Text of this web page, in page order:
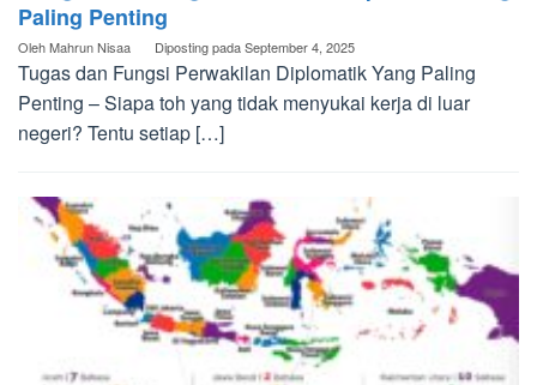
Paling Penting
OlehMahrun Nisaa Diposting padaSeptember 4, 2025
Tugas dan Fungsi Perwakilan Diplomatik Yang Paling
Penting – Siapa toh yang tidak menyukai kerja di luar
negeri? Tentu setiap […]